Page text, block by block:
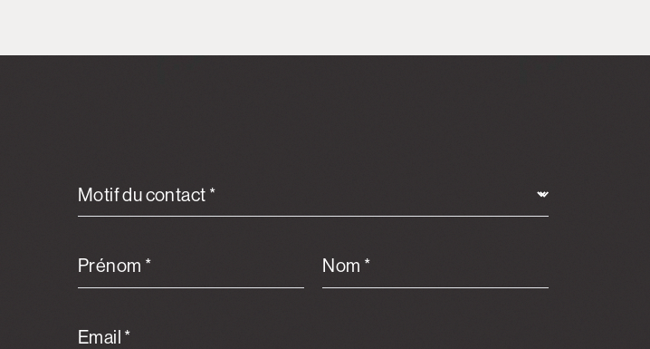
Motif du contact *
Prénom * Nom *
Email *